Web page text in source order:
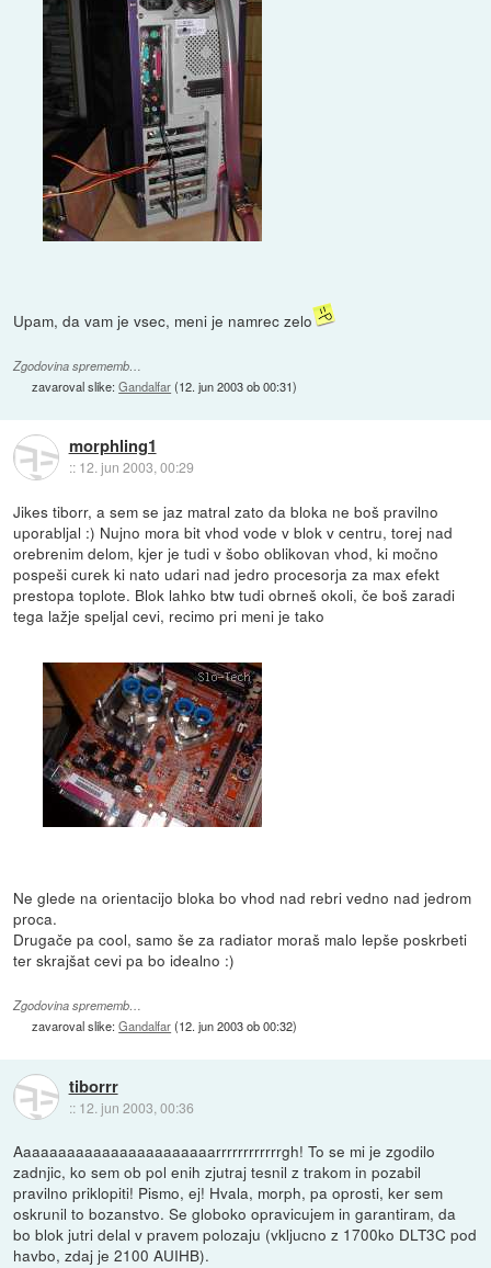
Upam, da vam je vsec, meni je namrec zelo
Zgodovina sprememb…
zavaroval slike:Gandalfar(12. jun 2003 ob 00:31)
morphling1
:: 12. jun 2003, 00:29
Jikes tiborr, a sem se jaz matral zato da bloka ne boš pravilno
uporabljal :) Nujno mora bit vhod vode v blok v centru, torej nad
orebrenim delom, kjer je tudi v šobo oblikovan vhod, ki močno
pospeši curek ki nato udari nad jedro procesorja za max efekt
prestopa toplote. Blok lahko btw tudi obrneš okoli, če boš zaradi
tega lažje speljal cevi, recimo pri meni je tako
Ne glede na orientacijo bloka bo vhod nad rebri vedno nad jedrom
proca.
Drugače pa cool, samo še za radiator moraš malo lepše poskrbeti
ter skrajšat cevi pa bo idealno :)
Zgodovina sprememb…
zavaroval slike:Gandalfar(12. jun 2003 ob 00:32)
tiborrr
:: 12. jun 2003, 00:36
Aaaaaaaaaaaaaaaaaaaaaaarrrrrrrrrrrrgh! To se mi je zgodilo
zadnjic, ko sem ob pol enih zjutraj tesnil z trakom in pozabil
pravilno priklopiti! Pismo, ej! Hvala, morph, pa oprosti, ker sem
oskrunil to bozanstvo. Se globoko opravicujem in garantiram, da
bo blok jutri delal v pravem polozaju (vkljucno z 1700ko DLT3C pod
havbo, zdaj je 2100 AUIHB).